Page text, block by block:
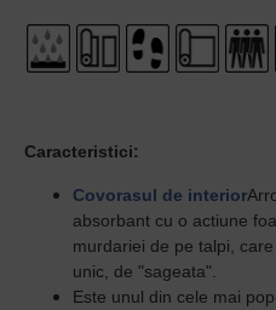
Caracteristici:
Covorasul de interior
absorbant cu o actiune
murdariei de pe talpi,
unic, de "sageata".
Este unul din cele mai